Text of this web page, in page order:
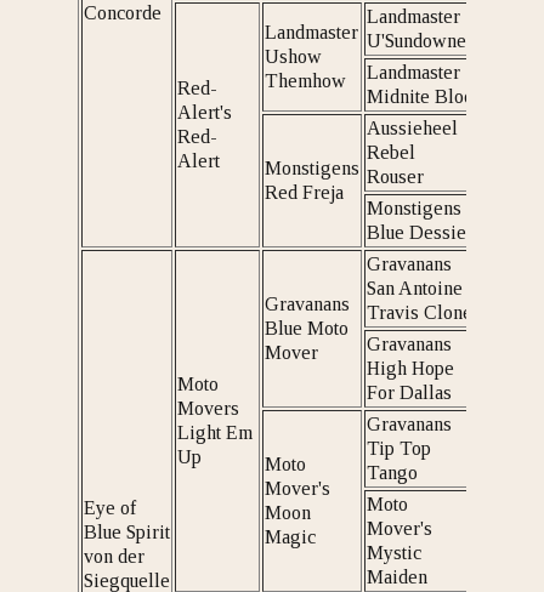
Concorde
Red-
Alert's
Red-
Alert
Landmaster
Ushow
Themhow
Landmaster
U'Sundowner
Landmaster
Midnite Bloo
Monstigens
Red Freja
Aussieheel
Rebel
Rouser
Monstigens
Blue Dessie
Eye of
Blue Spirit
von der
Siegquelle
Moto
Movers
Light Em
Up
Gravanans
Blue Moto
Mover
Gravanans
San Antoine
Travis Clone
Gravanans
High Hope
For Dallas
Moto
Mover's
Moon
Magic
Gravanans
Tip Top
Tango
Moto
Mover's
Mystic
Maiden